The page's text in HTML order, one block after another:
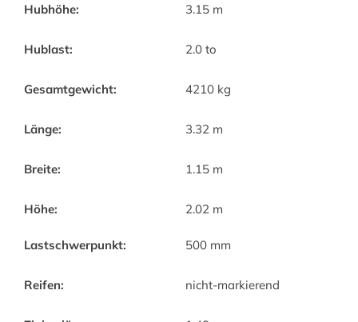
Hubhöhe:
Hublast:
Gesamtgewicht:
Länge:
Breite:
Höhe:
3.15 m
2.0 to
4210 kg
3.32 m
1.15 m
2.02 m
Lastschwerpunkt:
Reifen:
500 mm
nicht-markierend